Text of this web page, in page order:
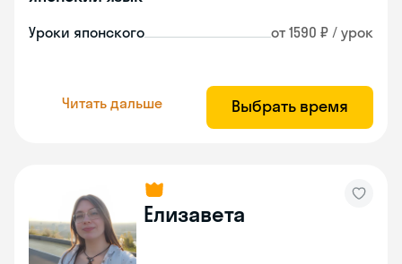
Уроки японского от 1590 ₽ / урок
Читать дальше Выбрать время
Елизавета